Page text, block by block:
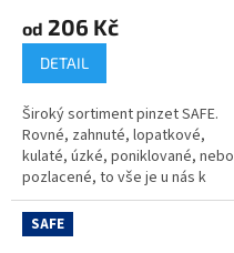
od 206 Kč
DETAIL
Široký sortiment pinzet SAFE.
Rovné, zahnuté, lopatkové,
kulaté, úzké, poniklované, nebo
pozlacené, to vše je u nás k
dispozici.
SAFE